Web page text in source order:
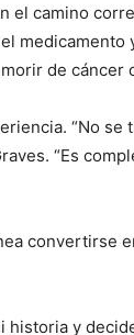
el camino
de cáncer
“No
“Es
convertirse
historia y